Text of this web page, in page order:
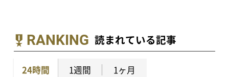
RANKING 読まれている記事
24時間 1週間 1ヶ月